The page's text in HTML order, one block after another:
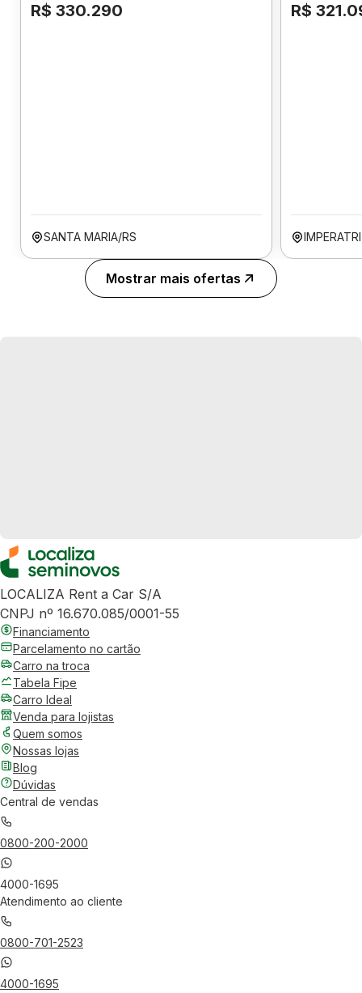
R$ 330.290
SANTA MARIA/RS
R$
Mostrar mais ofertas
LOCALIZA Rent a Car S/A
CNPJ nº 16.670.085/0001-55
Financiamento
Parcelamento no cartão
Carro na troca
Tabela Fipe
Carro Ideal
Venda para lojistas
Quem somos
Nossas lojas
Blog
Dúvidas
Central de vendas
0800-200-2000
4000-1695
Atendimento ao cliente
0800-701-2523
4000-1695